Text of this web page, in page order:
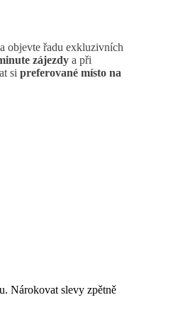
objevte řadu exkluzivních
zájezdy a při
si preferované místo na
Nárokovat slevy zpětně